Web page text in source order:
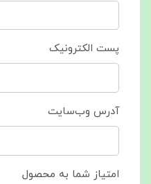
پست الکترونیک
آدرس وب‌سایت
امتیاز شما به محصول